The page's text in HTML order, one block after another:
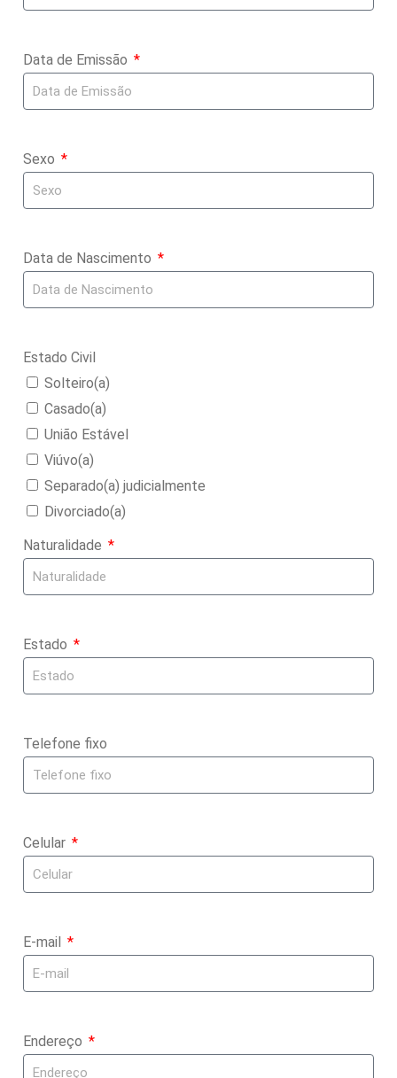
Data de Emissão
Sexo
Data de Nascimento
Estado Civil
Solteiro(a)
Casado(a)
União Estável
Viúvo(a)
Separado(a) judicialmente
Divorciado(a)
Naturalidade
Estado
Telefone fixo
Celular
E-mail
Endereço